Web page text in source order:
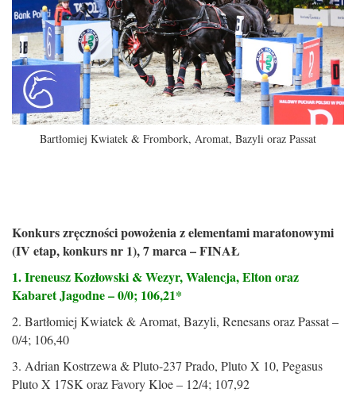
Bartłomiej Kwiatek & Frombork, Aromat, Bazyli oraz Passat
Konkurs zręczności powożenia z elementami maratonowymi
(IV etap, konkurs nr 1), 7 marca – FINAŁ
1. Ireneusz Kozłowski & Wezyr, Walencja, Elton oraz
Kabaret Jagodne – 0/0; 106,21*
2. Bartłomiej Kwiatek & Aromat, Bazyli, Renesans oraz Passat –
0/4; 106,40
3. Adrian Kostrzewa & Pluto-237 Prado, Pluto X 10, Pegasus
Pluto X 17SK oraz Favory Kloe – 12/4; 107,92